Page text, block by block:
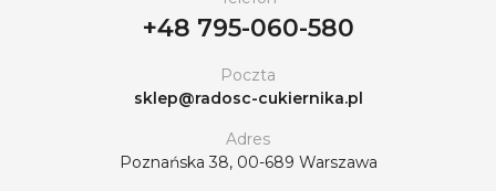
+48 795-060-580
Poczta
sklep@radosc-cukiernika.pl
Adres
Poznańska 38, 00-689 Warszawa